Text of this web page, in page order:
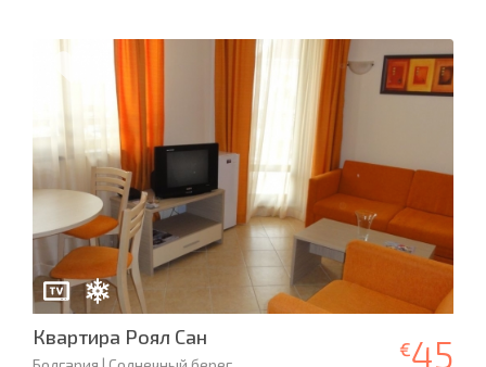
Квартира Роял Сан €45